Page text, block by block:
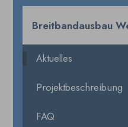
Breitbandausbau
Aktuelles
Projektbeschreibung
FAQ